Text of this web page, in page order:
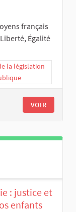
français
Égalité
la législation
VOIR
: justice et
enfants